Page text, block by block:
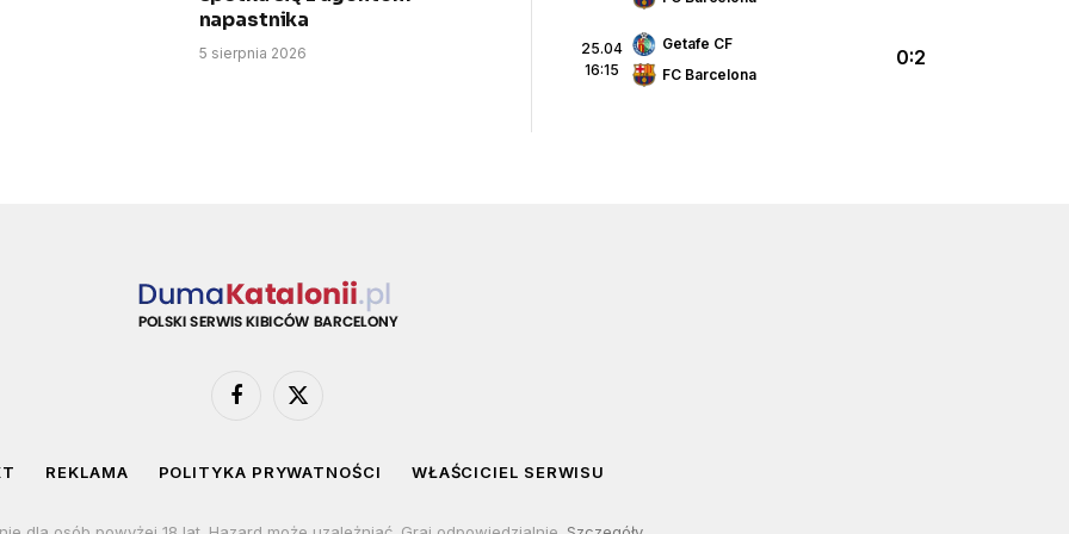
napastnika
5 sierpnia 2026
25.04
16:15
Getafe CF
FC Barcelona
0:2
Facebook
X
REKLAMA POLITYKA PRYWATNOŚCI WŁAŚCICIEL SERWISU